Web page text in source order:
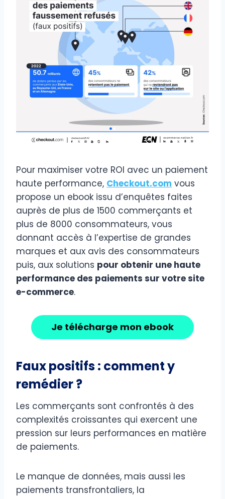
Pour maximiser votre ROI avec un paiement
haute performance, Checkout.com vous
propose un ebook issu d’enquêtes faites
auprès de plus de 1500 commerçants et
plus de 8000 consommateurs, vous
donnant accès à l’expertise de grandes
marques et aux avis des consommateurs
puis, aux solutions pour obtenir une haute
performance des paiements sur votre site
e-commerce.
Je télécharge mon ebook
Faux positifs : comment y
remédier ?
Les commerçants sont confrontés à des
complexités croissantes qui exercent une
pression sur leurs performances en matière
de paiements.
Le manque de données, mais aussi les
paiements transfrontaliers, la